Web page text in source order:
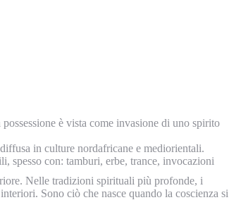
è vista come invasione di uno spirito
in culture nordafricane e mediorientali.
spesso con: tamburi, erbe, trance, invocazioni
Nelle tradizioni spirituali più profonde, i
Sono ciò che nasce quando la coscienza si